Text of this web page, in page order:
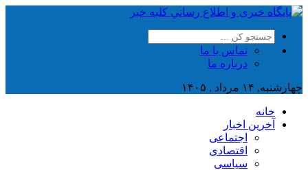
تماس با ما
درباره ما
چهارشنبه, ۱۴ مرداد , ۱۴۰۵
خانه
آخرین اخبار
اجتماعی
اقتصادی
سیاسی